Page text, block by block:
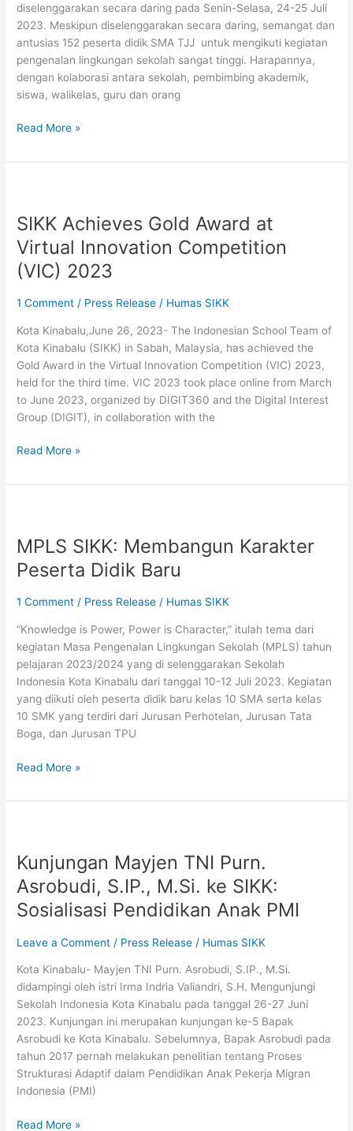
diselenggarakan secara daring pada Senin-Selasa, 24-25 Juli
2023. Meskipun diselenggarakan secara daring, semangat dan
antusias 152 peserta didik SMA TJJ untuk mengikuti kegiatan
pengenalan lingkungan sekolah sangat tinggi. Harapannya,
dengan kolaborasi antara sekolah, pembimbing akademik,
siswa, walikelas, guru dan orang
Read More »
SIKK Achieves Gold Award at
Virtual Innovation Competition
(VIC) 2023
1 Comment / Press Release / Humas SIKK
Kota Kinabalu,June 26, 2023- The Indonesian School Team of
Kota Kinabalu (SIKK) in Sabah, Malaysia, has achieved the
Gold Award in the Virtual Innovation Competition (VIC) 2023,
held for the third time. VIC 2023 took place online from March
to June 2023, organized by DIGIT360 and the Digital Interest
Group (DIGIT), in collaboration with the
Gold
Award
at
Virtual
Competition
(VIC)
2023
Read More »
MPLS SIKK: Membangun Karakter
Peserta Didik Baru
1 Comment / Press Release / Humas SIKK
“Knowledge is Power, Power is Character,” itulah tema dari
kegiatan Masa Pengenalan Lingkungan Sekolah (MPLS) tahun
pelajaran 2023/2024 yang di selenggarakan Sekolah
Indonesia Kota Kinabalu dari tanggal 10-12 Juli 2023. Kegiatan
yang diikuti oleh peserta didik baru kelas 10 SMA serta kelas
10 SMK yang terdiri dari Jurusan Perhotelan, Jurusan Tata
Boga, dan Jurusan TPU
Membangun
Karakter
Peserta
Didik
Read More »
Kunjungan Mayjen TNI Purn.
Asrobudi, S.IP., M.Si. ke SIKK:
Sosialisasi Pendidikan Anak PMI
Leave a Comment / Press Release / Humas SIKK
Kota Kinabalu- Mayjen TNI Purn. Asrobudi, S.IP., M.Si.
didampingi oleh istri Irma Indria Valiandri, S.H. Mengunjungi
Sekolah Indonesia Kota Kinabalu pada tanggal 26-27 Juni
2023. Kunjungan ini merupakan kunjungan ke-5 Bapak
Asrobudi ke Kota Kinabalu. Sebelumnya, Bapak Asrobudi pada
tahun 2017 pernah melakukan penelitian tentang Proses
Strukturasi Adaptif dalam Pendidikan Anak Pekerja Migran
Indonesia (PMI)
TNI
Purn.
Asrobudi,
S.IP.,
ke
SIKK:
Sosialisasi
Pendidikan
Anak
PMI
Read More »